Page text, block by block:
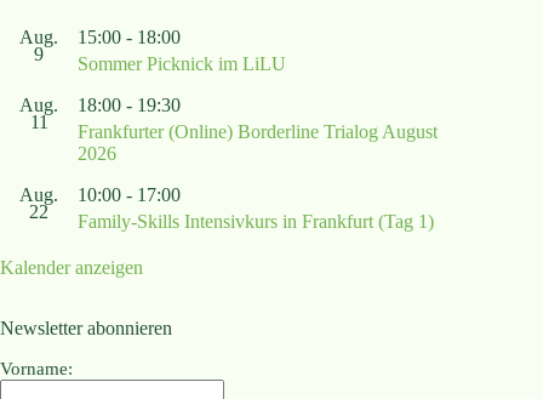
Aug.
9
15:00 - 18:00
Sommer Picknick im LiLU
Aug.
11
18:00 - 19:30
Frankfurter (Online) Borderline Trialog August
2026
Aug.
22
10:00 - 17:00
Family-Skills Intensivkurs in Frankfurt (Tag 1)
Kalender anzeigen
Newsletter abonnieren
Vorname: